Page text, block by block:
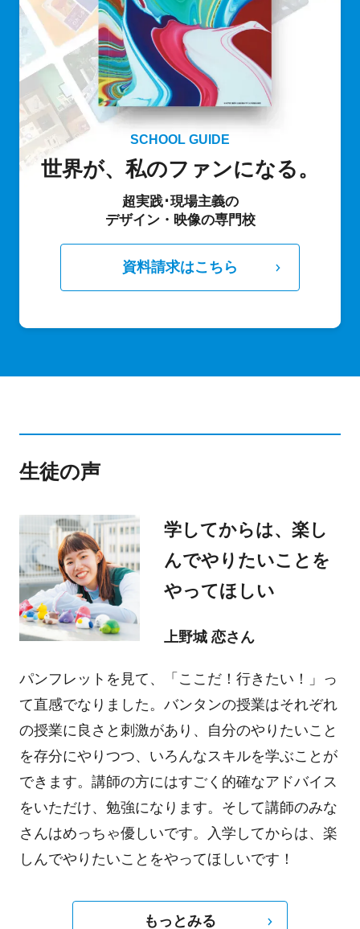
SCHOOL GUIDE
世界が、私のファンになる。
超実践･現場主義の
デザイン・映像の専門校
資料請求はこちら
生徒の声
学してからは、楽し
んでやりたいことを
やってほしい
上野城 恋さん
パンフレットを見て、「ここだ！行きたい！」っ
て直感でなりました。バンタンの授業はそれぞれ
の授業に良さと刺激があり、自分のやりたいこと
を存分にやりつつ、いろんなスキルを学ぶことが
できます。講師の方にはすごく的確なアドバイス
をいただけ、勉強になります。そして講師のみな
さんはめっちゃ優しいです。入学してからは、楽
しんでやりたいことをやってほしいです！
もっとみる